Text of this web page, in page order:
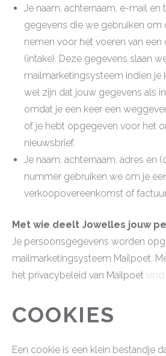
Je naam, achternaam, e-mail
gegevens die we gebruiken om
nemen voor het voeren van
(intake). Deze gegevens slaan
mailmarketingsysteem indien je
wel zijn dat jouw gegevens als
omdat je een keer een
of je hebt opgegeven voor het
nieuwsbrief.
Je naam, achternaam. adres en
nummer gebruiken we om je
verkoopovereenkomst of
Met wie deelt Jowelles jouw
Je persoonsgegevens worden
mailmarketingsysteem Mailpoet.
het privacybeleid van Mailpoet vind
COOKIES
Een cookie is een klein bestandje